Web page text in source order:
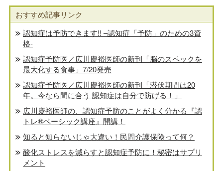
おすすめ記事リンク
認知症は予防できます!! –認知症「予防」のための3資
格-
認知症予防医／広川慶裕医師の新刊「脳のスペックを
最大化する食事」7/20発売
認知症予防医／広川慶裕医師の新刊「潜伏期間は20
年。今なら間に合う 認知症は自分で防げる！」
広川慶裕医師の、認知症予防のことがよく分かる『認
トレ®️ベーシック講座』開講！
知ると知らないじゃ大違い！民間介護保険って何？
酸化ストレスを減らすと認知症予防に！秘密はサプリ
メント